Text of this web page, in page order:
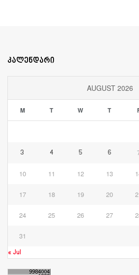
კალენდარი
AUGUST 2026
M T W T
3 4 5 6
10 11 12 13
17 18 19 20
24 25 26 27
31
« Jul